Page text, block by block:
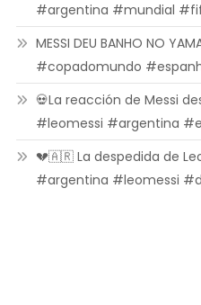
#argentina #mundial
MESSI DEU BANHO NO
#copadomundo
💀La reacción de Messi
#leomessi #argentina
💔🇦🇷 La despedida de
#argentina #leomessi